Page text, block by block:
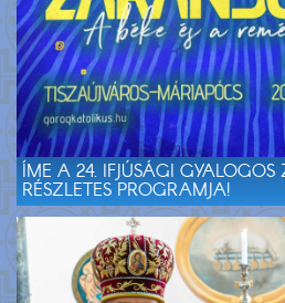
ÍME A 24. IFJÚSÁGI
RÉSZLETES PROGRAMJA!